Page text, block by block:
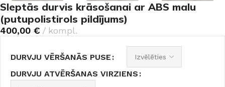
Sleptās durvis krāsošanai ar ABS malu
(putupolistirols pildījums)
400,00 € kompl.
DURVJU VĒRŠANĀS PUSE
DURVJU ATVĒRŠANAS VIRZIENS